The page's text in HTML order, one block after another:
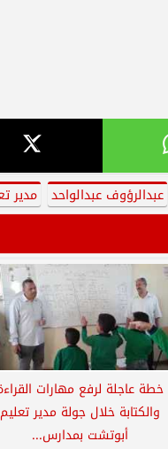
عبدالرؤوف عبدالواحد مدير
خطة عاجلة لرفع مهارات
والكتابة خلال جولة مدير تعليم
أبوتشت بمدارس...